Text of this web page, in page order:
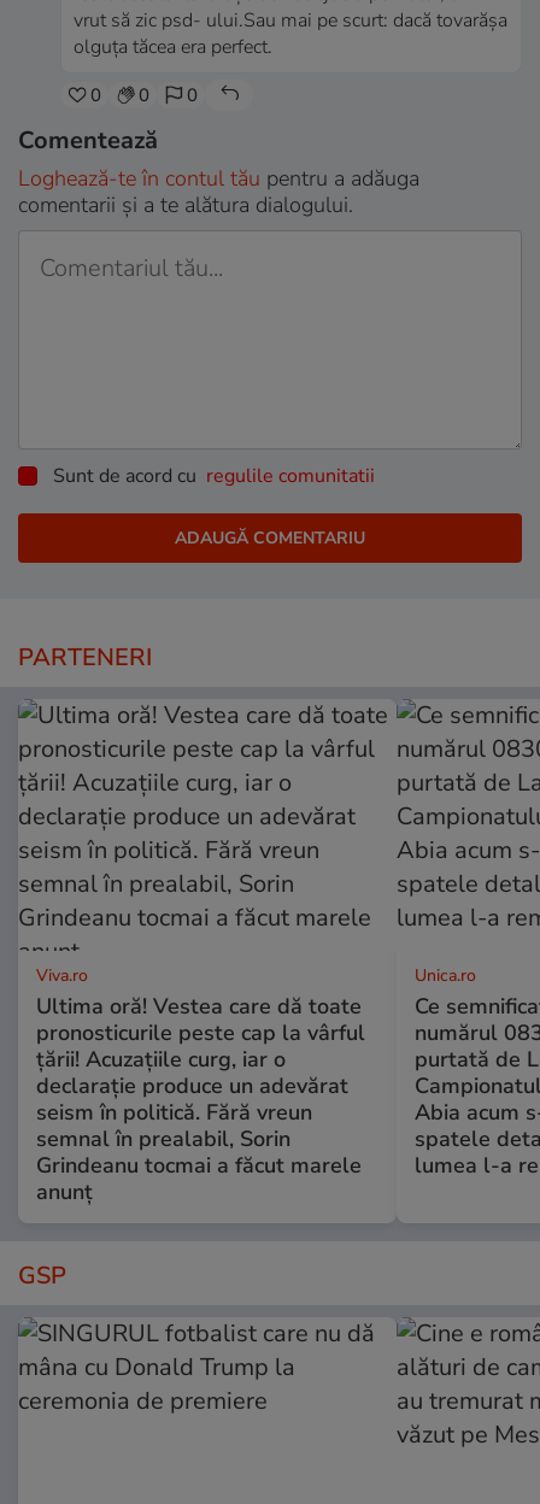
vrut să zic psd- ului.Sau mai pe scurt: dacă tovarășa
olguța tăcea era perfect.
0 0 0
Comentează
Loghează-te în contul tău pentru a adăuga
comentarii și a te alătura dialogului.
Sunt de acord cu regulile comunitatii
PARTENERI
Viva.ro
Ultima oră! Vestea care dă toate
pronosticurile peste cap la vârful
țării! Acuzațiile curg, iar o
declarație produce un adevărat
seism în politică. Fără vreun
semnal în prealabil, Sorin
Grindeanu tocmai a făcut marele
anunț
Unica.ro
Ce
numărul
purtată de
Abia acum
spatele
lumea l-a
GSP